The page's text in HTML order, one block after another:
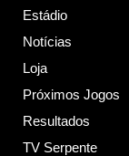
Estádio
Notícias
Loja
Próximos Jogos
Resultados
TV Serpente